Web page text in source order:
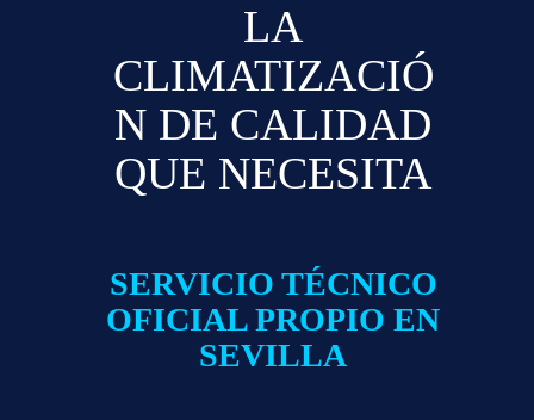
LA
CLIMATIZACIÓ
N DE CALIDAD
QUE NECESITA
SERVICIO TÉCNICO
OFICIAL PROPIO EN
SEVILLA